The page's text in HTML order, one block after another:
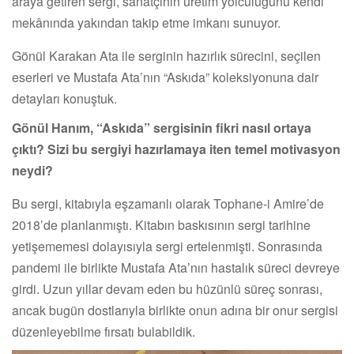
mekânında yakından takip etme imkanı sunuyor.
Gönül Karakan Ata ile serginin hazırlık sürecini, seçilen
eserleri ve Mustafa Ata’nın “Askıda” koleksiyonuna dair
detayları konuştuk.
Gönül Hanım, “Askıda” sergisinin fikri nasıl ortaya
çıktı? Sizi bu sergiyi hazırlamaya iten temel motivasyon
neydi?
Bu sergi, kitabıyla eşzamanlı olarak Tophane-i Amire’de
2018’de planlanmıştı. Kitabın baskısının sergi tarihine
yetişememesi dolayısıyla sergi ertelenmişti. Sonrasında
pandemi ile birlikte Mustafa Ata’nın hastalık süreci devreye
girdi. Uzun yıllar devam eden bu hüzünlü süreç sonrası,
ancak bugün dostlarıyla birlikte onun adına bir onur sergisi
düzenleyebilme fırsatı bulabildik.